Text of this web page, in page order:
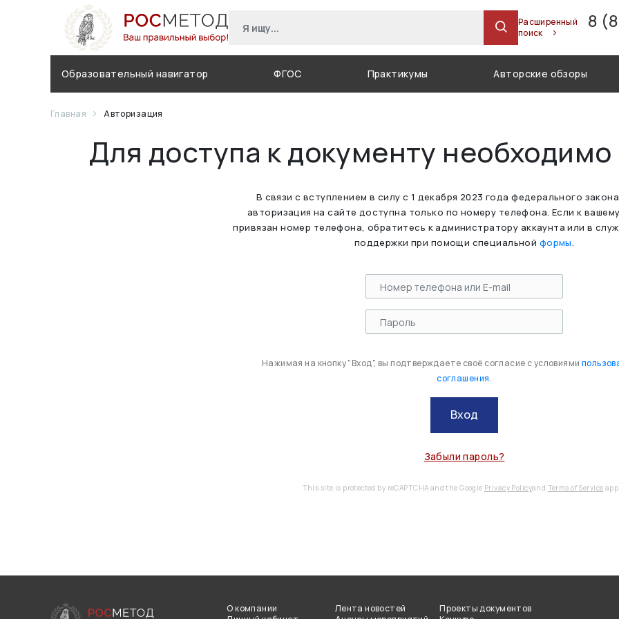
Расширенный
поиск
8
Образовательный навигатор ФГОС Практикумы Авторские обзоры
Главная Авторизация
Для доступа к документу необходимо
В связи с вступлением в силу с 1 декабря 2023 года федерального
авторизация на сайте доступна только по номеру телефона. Если к
привязан номер телефона, обратитесь к администратору аккаунта или в
поддержки при помощи специальной формы.
Нажимая на кнопку "Вход", вы подтверждаете своё согласие с условиями
соглашения.
Вход
Забыли пароль?
This site is protected by reCAPTCHA and the Google Privacy Policyand Terms of Service
О компании
Лента новостей
Проекты документов